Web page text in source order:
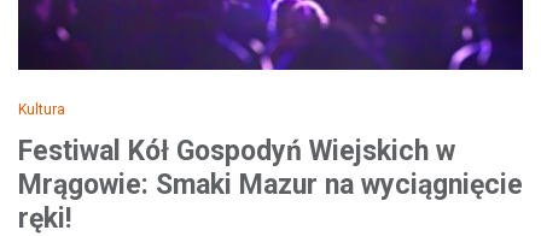
Kultura
Festiwal Kół Gospodyń Wiejskich w
Mrągowie: Smaki Mazur na wyciągnięcie
ręki!